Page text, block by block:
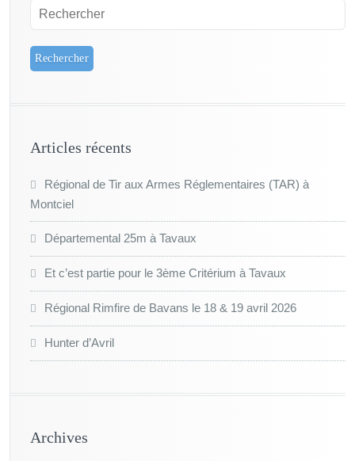
Articles récents
Régional de Tir aux Armes Réglementaires (TAR) à
Montciel
Départemental 25m à Tavaux
Et c’est partie pour le 3ème Critérium à Tavaux
Régional Rimfire de Bavans le 18 & 19 avril 2026
Hunter d’Avril
Archives